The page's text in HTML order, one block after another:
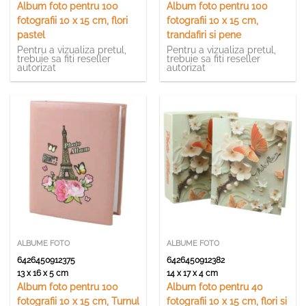
Album foto pentru 100
fotografii 10 x 15 cm, flori
pastel
Pentru a vizualiza pretul,
trebuie sa fiti reseller
autorizat
Album foto pentru 100
fotografii 10 x 15 cm,
trandafiri si pene
Pentru a vizualiza pretul,
trebuie sa fiti reseller
autorizat
ALBUME FOTO
6426450912375
13 x 16 x 5 cm
Album foto pentru 100
fotografii 10 x 15 cm, Turnul
ALBUME FOTO
6426450912382
14 x 17 x 4 cm
Album foto pentru 40
fotografii 10 x 15 cm, flori si